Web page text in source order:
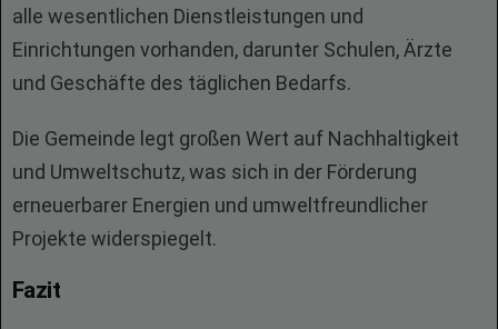
alle wesentlichen Dienstleistungen und
Einrichtungen vorhanden, darunter Schulen, Ärzte
und Geschäfte des täglichen Bedarfs.
Die Gemeinde legt großen Wert auf Nachhaltigkeit
und Umweltschutz, was sich in der Förderung
erneuerbarer Energien und umweltfreundlicher
Projekte widerspiegelt.
Fazit